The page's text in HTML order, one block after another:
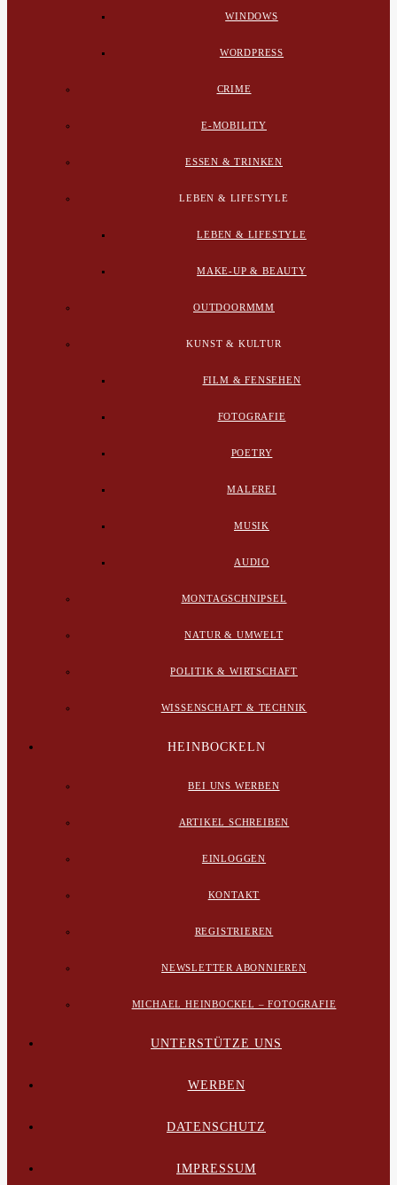
WINDOWS
WORDPRESS
CRIME
E-MOBILITY
ESSEN & TRINKEN
LEBEN & LIFESTYLE
LEBEN & LIFESTYLE
MAKE-UP & BEAUTY
OUTDOORMMM
KUNST & KULTUR
FILM & FENSEHEN
FOTOGRAFIE
POETRY
MALEREI
MUSIK
AUDIO
MONTAGSCHNIPSEL
NATUR & UMWELT
POLITIK & WIRTSCHAFT
WISSENSCHAFT & TECHNIK
HEINBOCKELN
BEI UNS WERBEN
ARTIKEL SCHREIBEN
EINLOGGEN
KONTAKT
REGISTRIEREN
NEWSLETTER ABONNIEREN
MICHAEL HEINBOCKEL – FOTOGRAFIE
UNTERSTÜTZE UNS
WERBEN
DATENSCHUTZ
IMPRESSUM